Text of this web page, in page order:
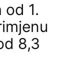
1.
8,3